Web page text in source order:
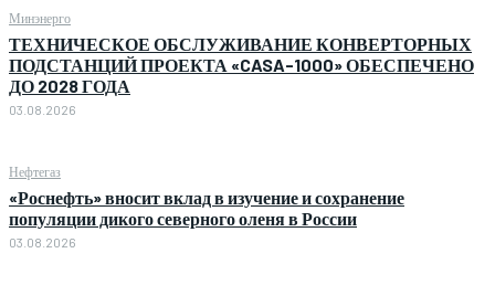
Минэнерго
ТЕХНИЧЕСКОЕ ОБСЛУЖИВАНИЕ КОНВЕРТОРНЫХ
ПОДСТАНЦИЙ ПРОЕКТА «CASA-1000» ОБЕСПЕЧЕНО
ДО 2028 ГОДА
03.08.2026
Нефтегаз
«Роснефть» вносит вклад в изучение и сохранение
популяции дикого северного оленя в России
03.08.2026